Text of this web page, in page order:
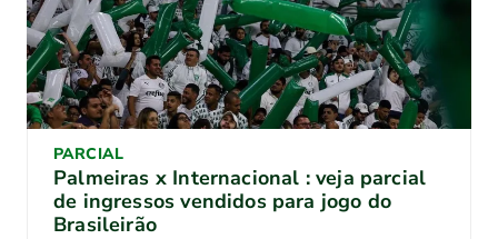
PARCIAL
Palmeiras x Internacional : veja parcial
de ingressos vendidos para jogo do
Brasileirão